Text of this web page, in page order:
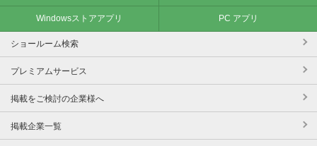
Windowsストアアプリ PC アプリ
ショールーム検索
プレミアムサービス
掲載をご検討の企業様へ
掲載企業一覧